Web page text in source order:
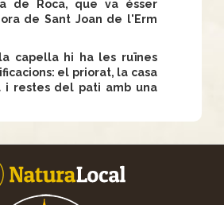
de Roca, que va ésser
de Sant Joan de l'Erm
capella hi ha les ruïnes
el priorat, la casa
i restes del pati amb una